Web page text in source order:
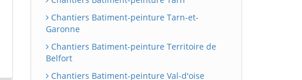
Chantiers Batiment-peinture Tarn-et-
Garonne
Chantiers Batiment-peinture Territoire de
Belfort
Chantiers Batiment-peinture Val-d'oise